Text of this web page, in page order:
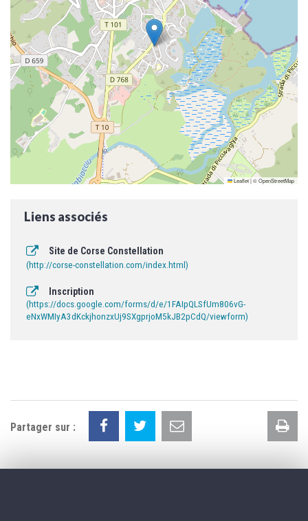
Leaflet|©OpenStreetMap
Liens associés
Site de Corse Constellation
http://corse-constellation.com/index.html
Inscription
https://docs.google.com/forms/d/e/1FAIpQLSfUm806vG-
eNxWMIyA3dKckjhonzxUj9SXgprjoM5kJB2pCdQ/viewform
Partager sur :
la